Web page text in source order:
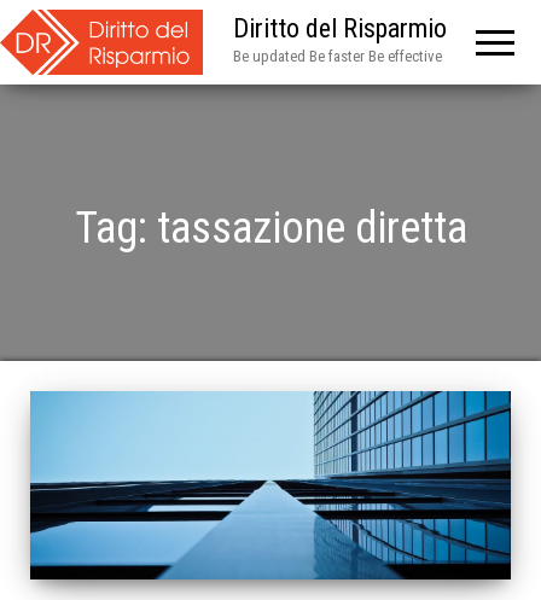
Diritto del Risparmio
Be updated Be faster Be effective
Tag: tassazione diretta